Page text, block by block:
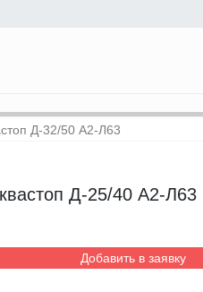
Д-25/40 А2-Л63
Добавить в заявку